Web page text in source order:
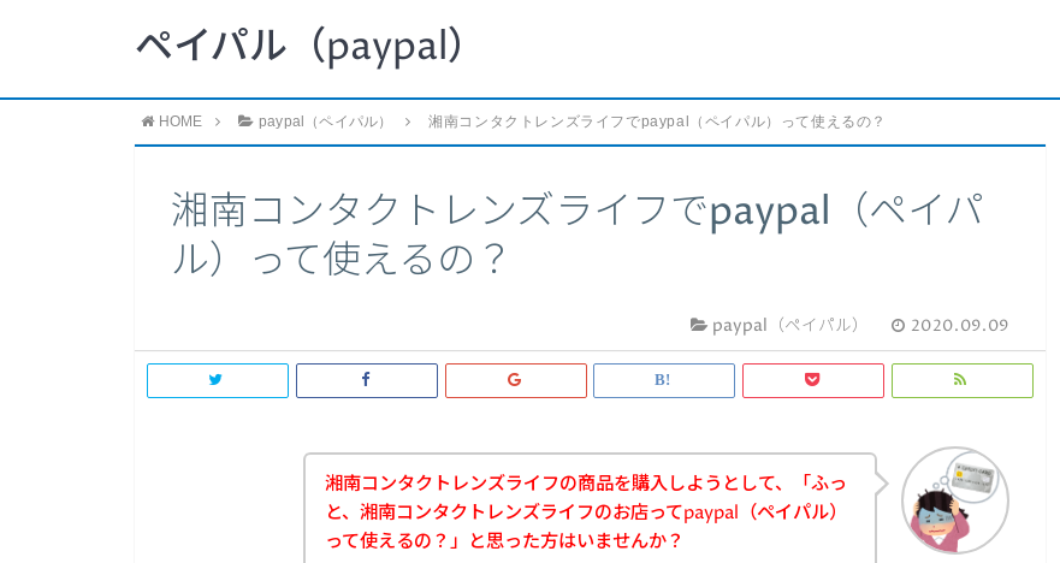
ペイパル（paypal）
HOME paypal（ペイパル） 湘南コンタクトレンズライフでpaypal（ペイパル）って使えるの？
湘南コンタクトレンズライフでpaypal（ペイパ
ル）って使えるの？
paypal（ペイパル） 2020.09.09
湘南コンタクトレンズライフの商品を購入しようとして、「ふっ
と、湘南コンタクトレンズライフのお店ってpaypal（ペイパル）
って使えるの？」と思った方はいませんか？